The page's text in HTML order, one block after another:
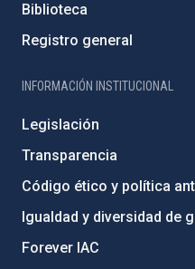
Biblioteca
Registro general
INFORMACIÓN INSTITUCIONAL
Legislación
Transparencia
Código ético y política
Igualdad y diversidad de
Forever IAC